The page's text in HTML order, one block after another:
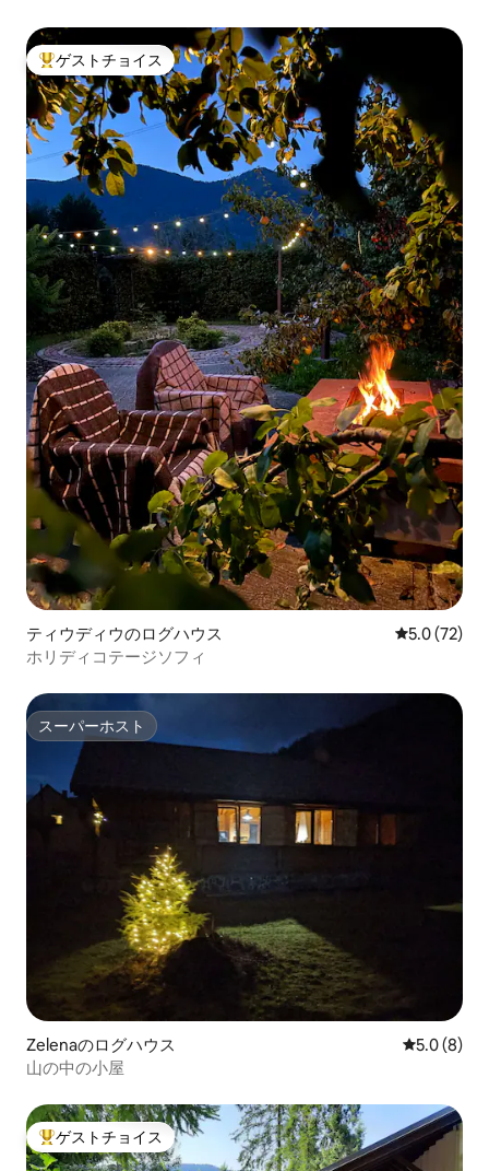
大好評のゲストチョイスです。
ゲストチョイス
ティウディウのログハウス レビュー72
5.0 (72)
ホリディコテージソフィ
スーパーホスト
スーパーホスト
Zelenaのログハウス レビュー8
5.0 (8)
山の中の小屋
大好評のゲストチョイスです。
ゲストチョイス